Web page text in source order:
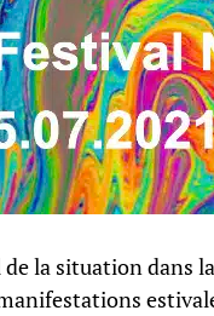
la situation dans